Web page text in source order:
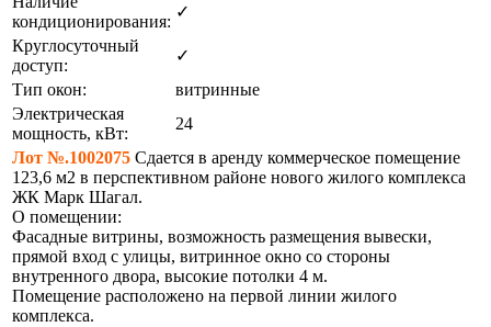
кондиционирования:
✓
Круглосуточный
доступ:
✓
Тип окон:
витринные
Электрическая
мощность, кВт:
24
Лот №.1002075 Сдается в аренду коммерческое помещение
123,6 м2 в перспективном районе нового жилого комплекса
ЖК Марк Шагал.
О помещении:
Фасадные витрины, возможность размещения вывески,
прямой вход с улицы, витринное окно со стороны
внутренного двора, высокие потолки 4 м.
Помещение расположено на первой линии жилого
комплекса.